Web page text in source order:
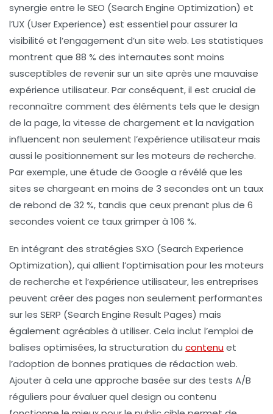
synergie entre le SEO (Search Engine Optimization) et
l’UX (User Experience) est essentiel pour assurer la
visibilité et l’engagement d’un site web. Les statistiques
montrent que 88 % des internautes sont moins
susceptibles de revenir sur un site après une mauvaise
expérience utilisateur. Par conséquent, il est crucial de
reconnaître comment des éléments tels que le design
de la page, la vitesse de chargement et la navigation
influencent non seulement l’expérience utilisateurmais
aussi le positionnement sur les moteurs de recherche.
Par exemple, une étude de Google a révélé que les
sites se chargeant en moins de 3 secondes ont un taux
de rebond de 32 %, tandis que ceux prenant plus de 6
secondes voient ce taux grimper à 106 %.
En intégrant des stratégies SXO (Search Experience
Optimization), qui allient l’optimisation pour les moteurs
de recherche et l’expérience utilisateur, les entreprises
peuvent créer des pages non seulement performantes
sur les SERP (Search Engine Result Pages) mais
également agréables à utiliser. Cela inclut l’emploi de
balises optimisées, la structuration du contenuet
l’adoption de bonnes pratiques de rédaction web.
Ajouter à cela une approche basée sur des tests A/B
réguliers pour évaluer quel design ou contenu